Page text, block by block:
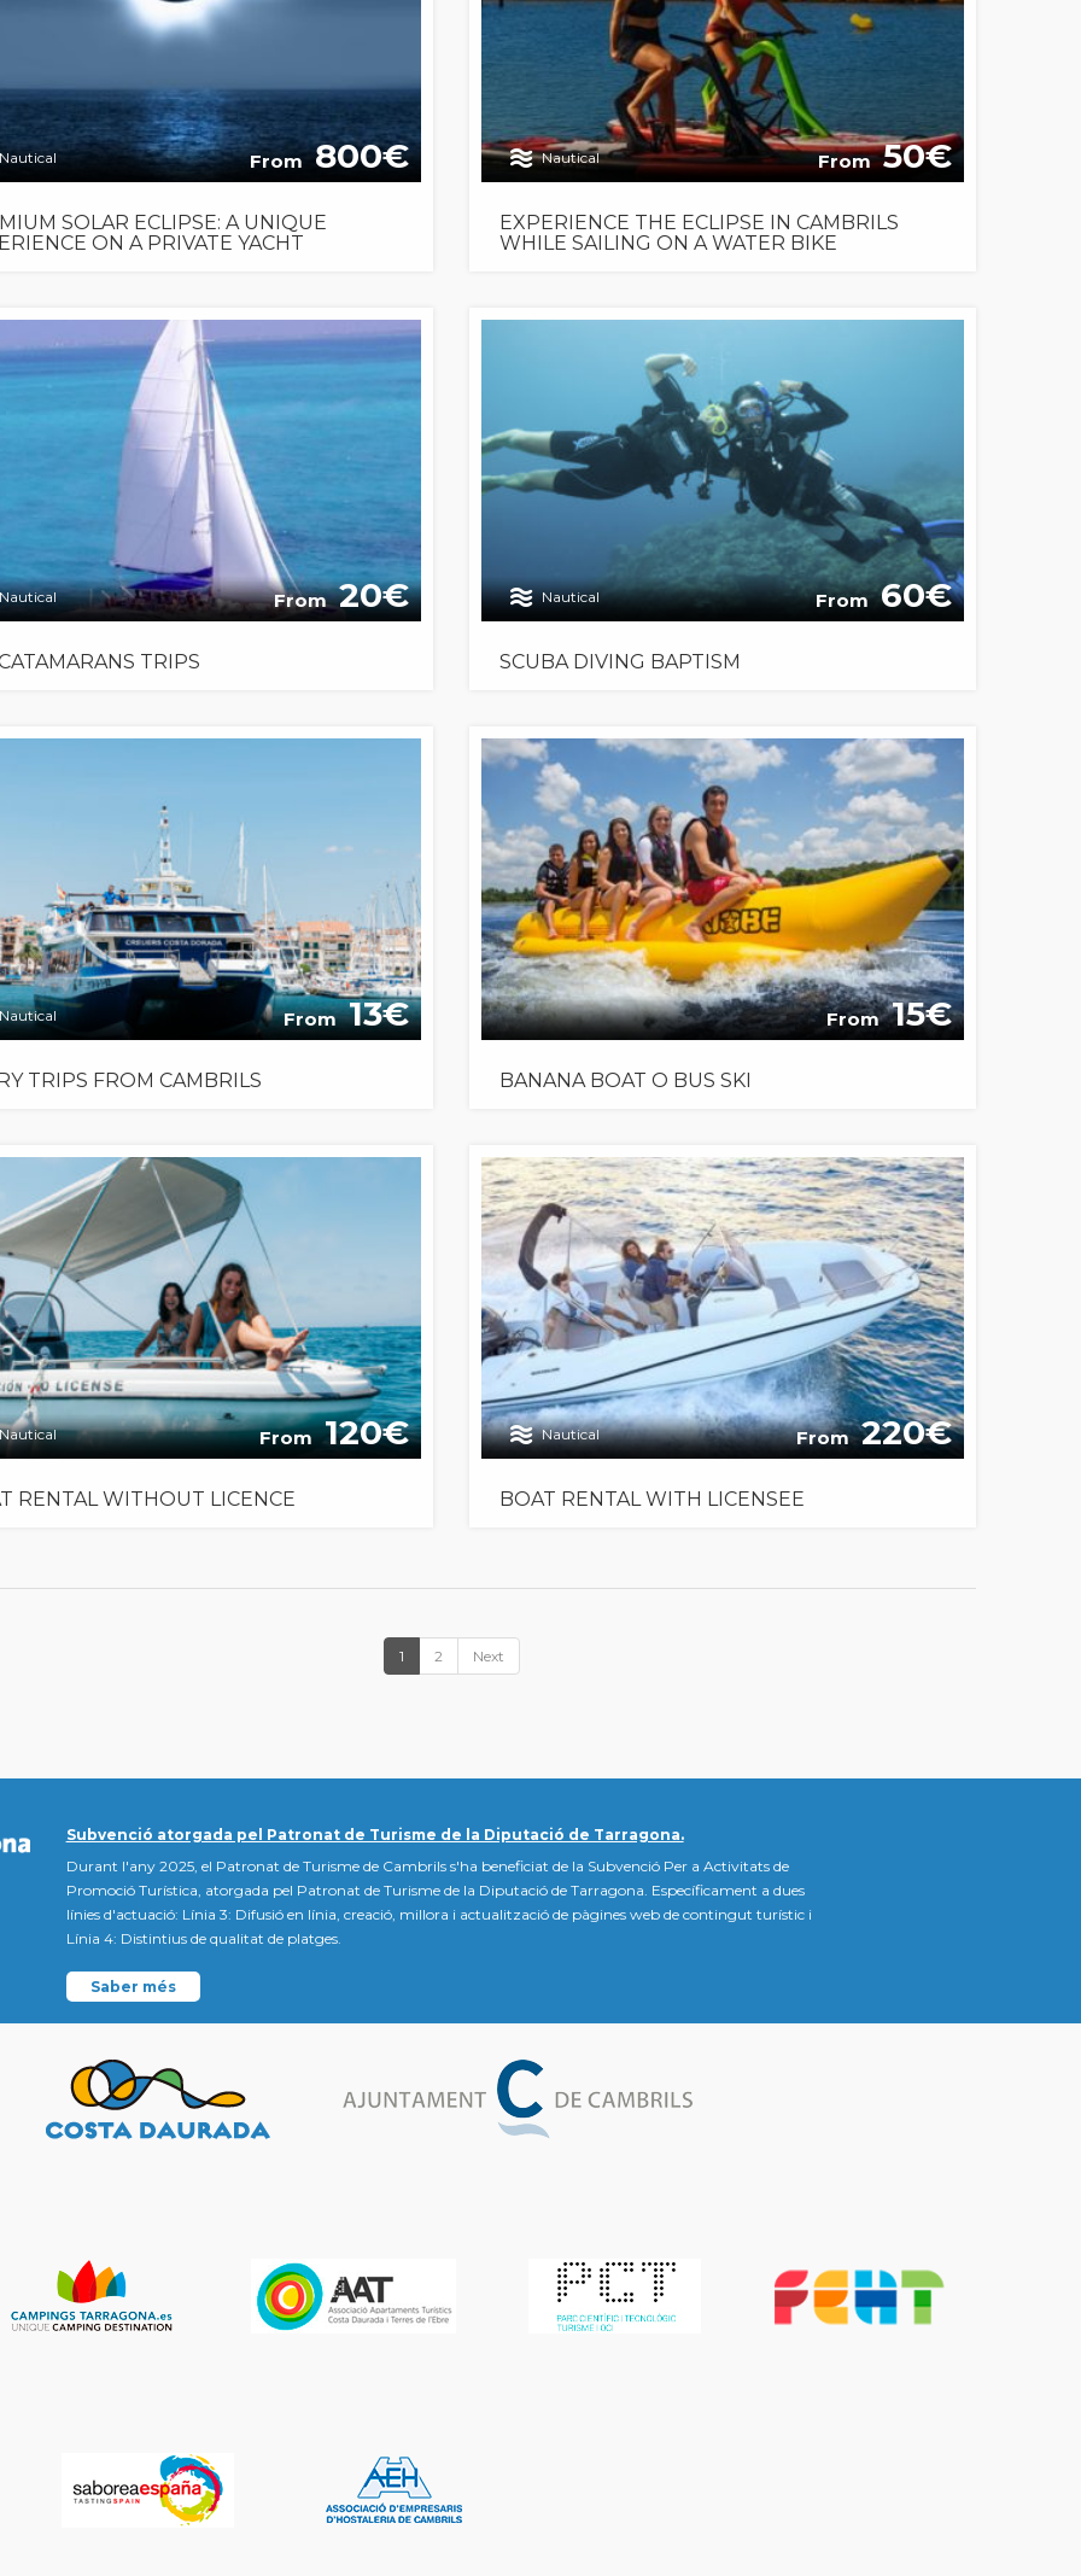
Nautical From 800
SOLAR ECLIPSE: A UNIQUE
ON A PRIVATE YACHT
Nautical From 50
EXPERIENCE THE ECLIPSE IN CAMBRILS
WHILE SAILING ON A WATER BIKE
Nautical From 20
TRIPS
Nautical From 60
SCUBA DIVING BAPTISM
Nautical From 13
TRIPS FROM CAMBRILS
From 15
BANANA BOAT O BUS SKI
Nautical From 120
RENTAL WITHOUT LICENCE
Nautical From 220
BOAT RENTAL WITH LICENSEE
1 2 Next
Subvenció atorgada pel Patronat de Turisme de la Diputació de Tarragona.
Durant l'any 2025, el Patronat de Turisme de Cambrils s'ha beneficiat de la Subvenció Per a Activitats de
Promoció Turística, atorgada pel Patronat de Turisme de la Diputació de Tarragona. Específicament a dues
línies d'actuació: Línia 3: Difusió en línia, creació, millora i actualització de pàgines web de contingut turístic i
Línia 4: Distintius de qualitat de platges.
Saber més